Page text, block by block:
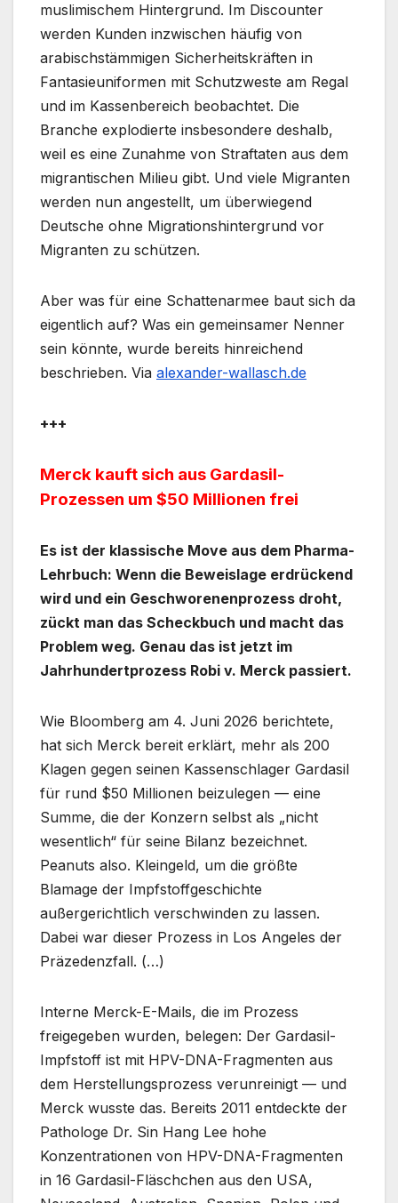
muslimischem Hintergrund. Im Discounter
werden Kunden inzwischen häufig von
arabischstämmigen Sicherheitskräften in
Fantasieuniformen mit Schutzweste am Regal
und im Kassenbereich beobachtet. Die
Branche explodierte insbesondere deshalb,
weil es eine Zunahme von Straftaten aus dem
migrantischen Milieu gibt. Und viele Migranten
werden nun angestellt, um überwiegend
Deutsche ohne Migrationshintergrund vor
Migranten zu schützen.
Aber was für eine Schattenarmee baut sich da
eigentlich auf? Was ein gemeinsamer Nenner
sein könnte, wurde bereits hinreichend
beschrieben. Via alexander-wallasch.de
+++
Merck kauft sich aus Gardasil-
Prozessen um $50 Millionen frei
Es ist der klassische Move aus dem Pharma-
Lehrbuch: Wenn die Beweislage erdrückend
wird und ein Geschworenenprozess droht,
zückt man das Scheckbuch und macht das
Problem weg. Genau das ist jetzt im
Jahrhundertprozess Robi v. Merck passiert.
Wie Bloomberg am 4. Juni 2026 berichtete,
hat sich Merck bereit erklärt, mehr als 200
Klagen gegen seinen Kassenschlager Gardasil
für rund $50 Millionen beizulegen — eine
Summe, die der Konzern selbst als „nicht
wesentlich“ für seine Bilanz bezeichnet.
Peanuts also. Kleingeld, um die größte
Blamage der Impfstoffgeschichte
außergerichtlich verschwinden zu lassen.
Dabei war dieser Prozess in Los Angeles der
Präzedenzfall. (…)
Interne Merck-E-Mails, die im Prozess
freigegeben wurden, belegen: Der Gardasil-
Impfstoff ist mit HPV-DNA-Fragmenten aus
dem Herstellungsprozess verunreinigt — und
Merck wusste das. Bereits 2011 entdeckte der
Pathologe Dr. Sin Hang Lee hohe
Konzentrationen von HPV-DNA-Fragmenten
in 16 Gardasil-Fläschchen aus den USA,